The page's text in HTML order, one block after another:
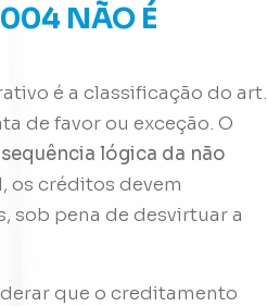
NÃO É
é a classificação do art.
de favor ou exceção. O
lógica da não
os créditos devem
sob pena de desvirtuar a
que o creditamento